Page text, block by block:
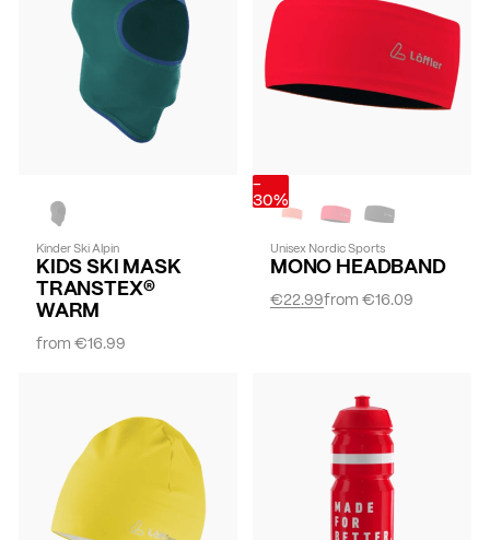
Kinder Ski Alpin
KIDS SKI MASK
TRANSTEX®
WARM
from€16.99
-
30%
Unisex Nordic Sports
MONO HEADBAND
from€16.09
€22.99